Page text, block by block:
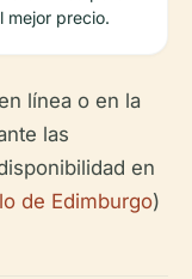
mejor precio.
línea o en la
las
en
de Edimburgo)